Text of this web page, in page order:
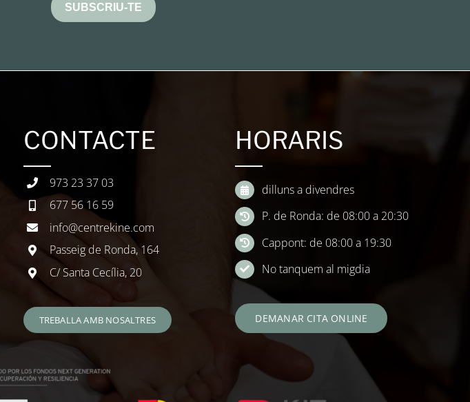
SUBSCRIU-TE
CONTACTE
973 23 37 03
677 56 16 59
info@centrekine.com
Passeig de Ronda, 164
C/ Santa Cecília, 20
TREBALLA AMB NOSALTRES
HORARIS
dilluns a divendres
P. de Ronda: de 08:00 a 20:30
Cappont: de 08:00 a 19:30
No tanquem al migdia
DEMANAR CITA ONLINE